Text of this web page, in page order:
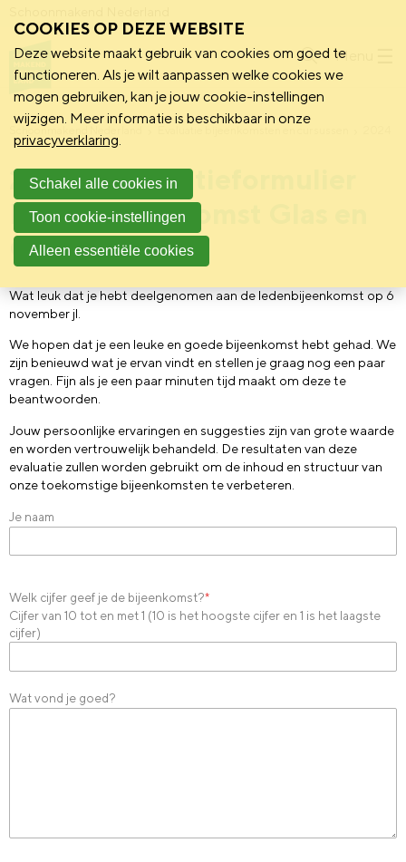
Menu
Schoonmakend Nederland
2024 | Evaluatieformulier
Ledenbijeenkomst Glas en
Gevel
Wat leuk dat je hebt deelgenomen aan de ledenbijeenkomst op 6
november jl.
We hopen dat je een leuke en goede bijeenkomst hebt gehad. We
zijn benieuwd wat je ervan vindt en stellen je graag nog een paar
vragen. Fijn als je een paar minuten tijd maakt om deze te
beantwoorden.
Jouw persoonlijke ervaringen en suggesties zijn van grote waarde
en worden vertrouwelijk behandeld. De resultaten van deze
evaluatie zullen worden gebruikt om de inhoud en structuur van
onze toekomstige bijeenkomsten te verbeteren.
Je naam
Welk cijfer geef je de bijeenkomst?*
Cijfer van 10 tot en met 1 (10 is het hoogste cijfer en 1 is het laagste
cijfer)
Wat vond je goed?
COOKIES OP DEZE WEBSITE
Deze website maakt gebruik van cookies om goed te
functioneren. Als je wilt aanpassen welke cookies we
mogen gebruiken, kan je jouw cookie-instellingen
wijzigen. Meer informatie is beschikbaar in onze
privacyverklaring.
Schakel alle cookies in
Toon cookie-instellingen
Alleen essentiële cookies